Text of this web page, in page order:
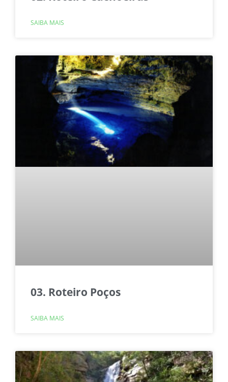
SAIBA MAIS
03. Roteiro Poços
SAIBA MAIS